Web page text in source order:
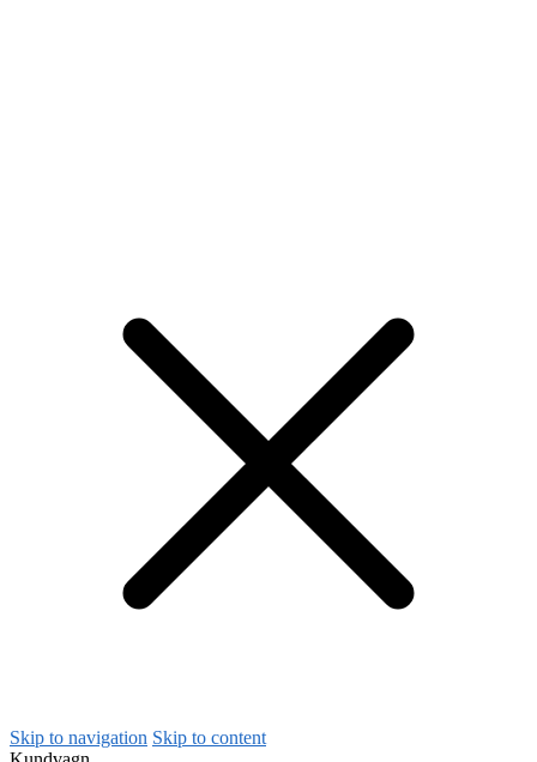
Skip to navigation Skip to content